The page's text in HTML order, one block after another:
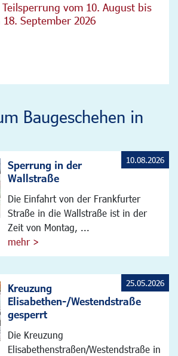
vom 10. August bis
September 2026
Baugeschehen in
Sperrung in der
Wallstraße
Die Einfahrt von der Frankfurter
Straße in die Wallstraße ist in der
Zeit von Montag, ...
mehr >
10.08.2026
Kreuzung
Elisabethen-/Westendstraße
gesperrt
Die Kreuzung
Elisabethenstraßen/Westendstraße in
25.05.2026